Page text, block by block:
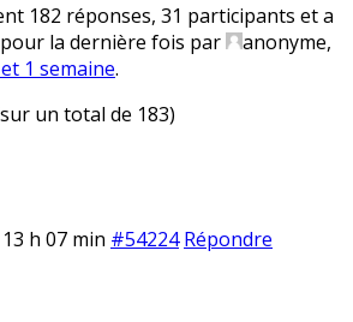
182 réponses, 31 participants et a
la dernière fois par
anonyme,
1 semaine.
un total de 183)
h 07 min #54224 Répondre